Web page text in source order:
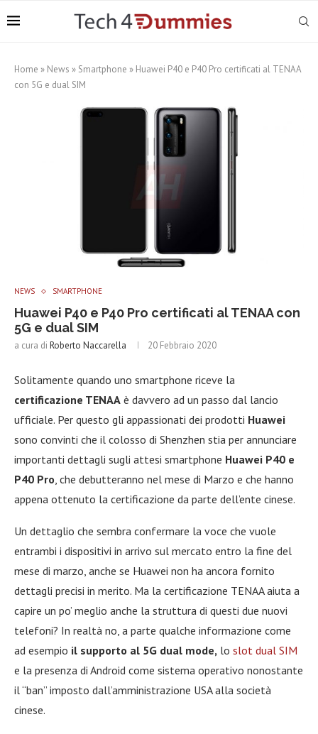
Home » News » Smartphone » Huawei P40 e P40 Pro certificati al TENAA
con 5G e dual SIM
NEWS SMARTPHONE
Huawei P40 e P40 Pro certificati al TENAA con
5G e dual SIM
a cura di Roberto Naccarella 20 Febbraio 2020
Solitamente quando uno smartphone riceve la
certificazione TENAA è davvero ad un passo dal lancio
ufficiale. Per questo gli appassionati dei prodotti Huawei
sono convinti che il colosso di Shenzhen stia per annunciare
importanti dettagli sugli attesi smartphone Huawei P40 e
P40 Pro, che debutteranno nel mese di Marzo e che hanno
appena ottenuto la certificazione da parte dell’ente cinese.
Un dettaglio che sembra confermare la voce che vuole
entrambi i dispositivi in arrivo sul mercato entro la fine del
mese di marzo, anche se Huawei non ha ancora fornito
dettagli precisi in merito. Ma la certificazione TENAA aiuta a
capire un po’ meglio anche la struttura di questi due nuovi
telefoni? In realtà no, a parte qualche informazione come
ad esempio il supporto al 5G dual mode, lo slot dual SIM
e la presenza di Android come sistema operativo nonostante
il “ban” imposto dall’amministrazione USA alla società
cinese.